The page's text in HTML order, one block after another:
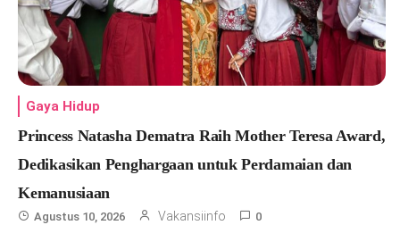
Gaya Hidup
Princess Natasha Dematra Raih Mother Teresa Award,
Dedikasikan Penghargaan untuk Perdamaian dan
Kemanusiaan
Agustus 10, 2026 Vakansiinfo 0